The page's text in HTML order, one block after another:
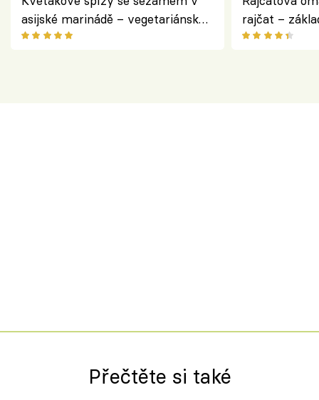
asijské marinádě – vegetariánská
chuťovka z grilu
rajčat –
Přečtěte si také